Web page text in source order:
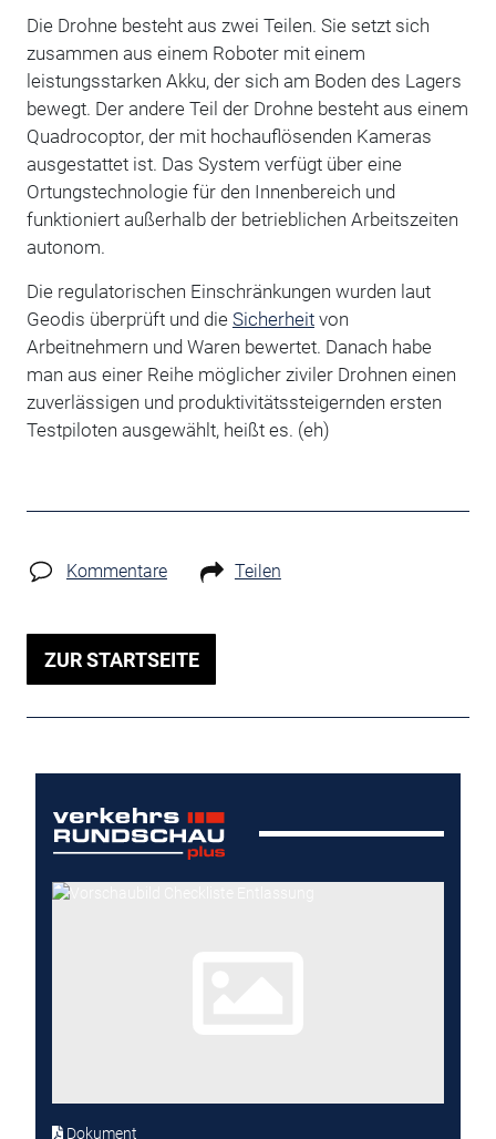
Die Drohne besteht aus zwei Teilen. Sie setzt sich
zusammen aus einem Roboter mit einem
leistungsstarken Akku, der sich am Boden des Lagers
bewegt. Der andere Teil der Drohne besteht aus einem
Quadrocoptor, der mit hochauflösenden Kameras
ausgestattet ist. Das System verfügt über eine
Ortungstechnologie für den Innenbereich und
funktioniert außerhalb der betrieblichen Arbeitszeiten
autonom.
Die regulatorischen Einschränkungen wurden laut
Geodis überprüft und die Sicherheitvon
Arbeitnehmern und Waren bewertet. Danach habe
man aus einer Reihe möglicher ziviler Drohnen einen
zuverlässigen und produktivitätssteigernden ersten
Testpiloten ausgewählt, heißt es. (eh)
Kommentare Teilen
ZUR STARTSEITE
Dokument